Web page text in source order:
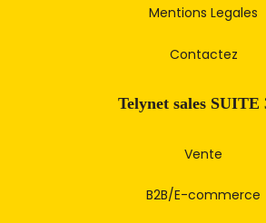
Mentions Legales
Contactez
Telynet sales SUITE
Vente
B2B/E-commerce